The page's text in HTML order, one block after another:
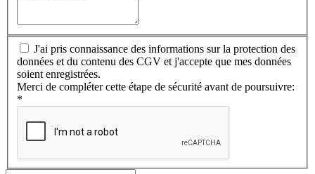
J'ai pris connaissance des informations sur la protection des
données et du contenu des CGV et j'accepte que mes données
soient enregistrées.
Merci de compléter cette étape de sécurité avant de poursuivre:
*